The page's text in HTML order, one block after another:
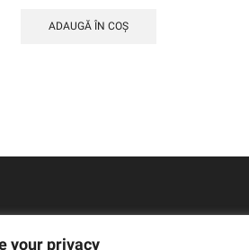
your privacy
ADAUGĂ ÎN COȘ